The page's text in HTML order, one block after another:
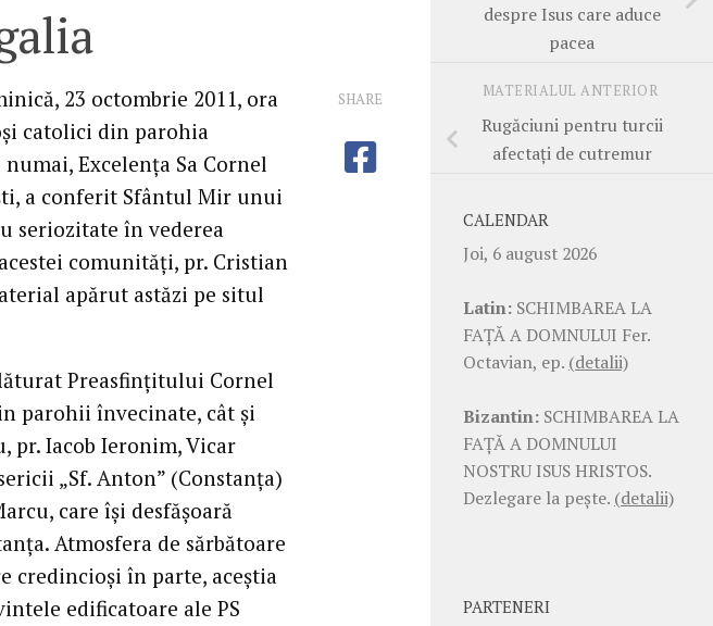
23 octombrie 2011, ora
catolici din parohia
Excelenţa Sa Cornel
a conferit Sfântul Mir unui
seriozitate în vederea
comunităţi, pr. Cristian
apărut astăzi pe situl
Preasfinţitului Cornel
parohii învecinate, cât şi
pr. Iacob Ieronim, Vicar
„Sf. Anton” (Constanţa)
care îşi desfăşoară
Atmosfera de sărbătoare
credincioşi în parte, aceştia
edificatoare ale PS
SHARE
despre Isus care aduce
pacea
MATERIALUL ANTERIOR
Rugăciuni pentru turcii
afectaţi de cutremur
CALENDAR
Joi, 6 august 2026
Latin: SCHIMBAREA LA
FAŢĂ A DOMNULUI Fer.
Octavian, ep. (detalii)
Bizantin: SCHIMBAREA LA
FAŢĂ A DOMNULUI
NOSTRU ISUS HRISTOS.
Dezlegare la pește. (detalii)
PARTENERI